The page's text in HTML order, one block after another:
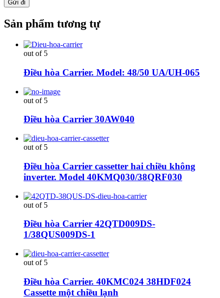
Sản phẩm tương tự
out of 5
Điều hòa Carrier. Model: 48/50 UA/UH-065
out of 5
Điều hòa Carrier 30AW040
out of 5
Điều hòa Carrier cassetter hai chiều không
inverter. Model 40KMQ030/38QRF030
out of 5
Điều hòa Carrier 42QTD009DS-
1/38QUS009DS-1
out of 5
Điều hòa Carrier. 40KMC024 38HDF024
Cassette một chiều lạnh